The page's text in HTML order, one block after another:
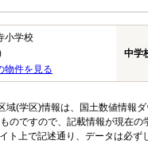
小学校
物件を見る
中学
域(学区)情報は、国土数値情報
のですので、記載情報が現在の
ト上で記述通り、データは必